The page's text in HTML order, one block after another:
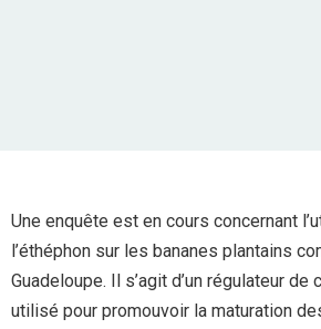
Une enquête est en cours concernant
l’éthéphon sur les bananes plantains
Guadeloupe. Il s’agit d’un régulateur
utilisé pour promouvoir la maturation